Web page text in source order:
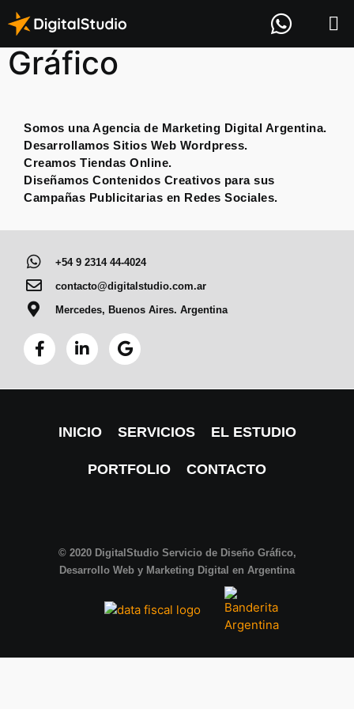
Categoría:
Diseño
Gráfico
Somos una Agencia de Marketing Digital Argentina.
Desarrollamos Sitios Web Wordpress.
Creamos Tiendas Online.
Diseñamos Contenidos Creativos para sus
Campañas Publicitarias en Redes Sociales.
+54 9 2314 44-4024
contacto@digitalstudio.com.ar
Mercedes, Buenos Aires. Argentina
INICIO SERVICIOS EL ESTUDIO
PORTFOLIO CONTACTO
© 2020 DigitalStudioServicio de Diseño Gráfico,
Desarrollo Web y Marketing Digital en Argentina